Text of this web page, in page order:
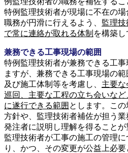
特例監理技術者が現場に不在の
職務が円滑に行えるよう、 監理技
で常に連絡が取れる体制 を構築し
兼務できる工事現場の範囲
特例監理技術者が兼務できる工
ますが、兼務できる工事現場の
及び施工体制等を考慮し、 主要
巡回、主要な工程の立ち会いな
に遂行できる範囲 とします。こ
方針や、監理技術者補佐が担う
発注者に説明し理解を得ること
監理技術者が工事の施工の管理
り、かつ、その変更が公益上必